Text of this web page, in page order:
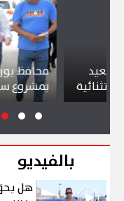
محافظ
بمشروع سوق
بالفيديو
هل